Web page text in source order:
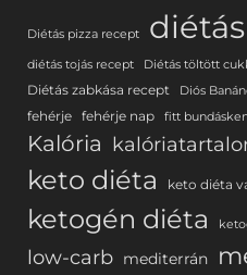
Diétás pizza recept
diétás tojás recept Diétás töltött
Diétás zabkása recept Diós
fehérje fehérje nap fitt
Kalória
keto diéta keto diéta
ketogén diéta
low-carb mediterrán